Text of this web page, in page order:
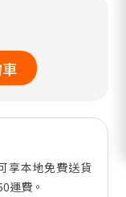
享本地免費送貨
運費。